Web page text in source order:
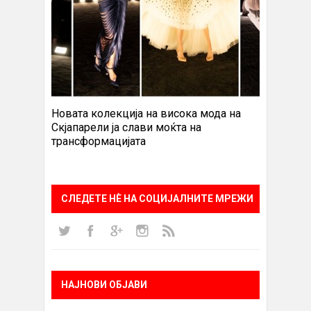
Новата колекција на висока мода на
Скјапарели ја слави моќта на
трансформацијата
СЛЕДЕТЕ НÈ НА СОЦИЈАЛНИТЕ МРЕЖИ
НАЈНОВИ ОБЈАВИ